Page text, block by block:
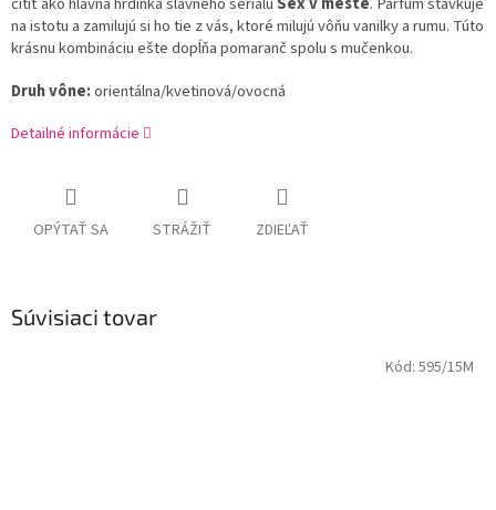
na istotu a zamilujú si ho tie z vás, ktoré milujú vôňu vanilky a rumu. Túto
krásnu kombináciu ešte dopĺňa pomaranč spolu s mučenkou.
Druh vône:orientálna/kvetinová/ovocná
Detailné informácie
OPÝTAŤ SA STRÁŽIŤ ZDIEĽAŤ
Súvisiaci tovar
Kód: 595/15M